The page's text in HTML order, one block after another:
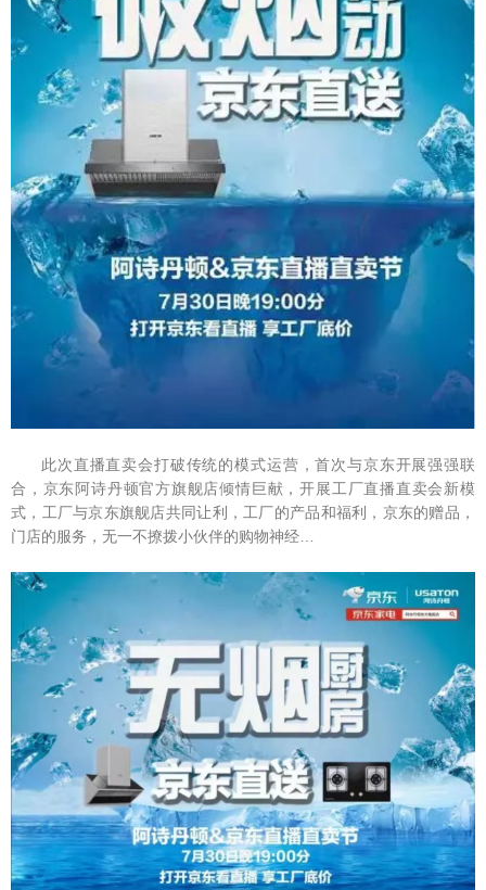
此次直播直卖会打破传统的模式运营，首次与京东开展强强联
合，京东阿诗丹顿官方旗舰店倾情巨献，开展工厂直播直卖会新模
式，工厂与京东旗舰店共同让利，工厂的产品和福利，京东的赠品，
门店的服务，无一不撩拨小伙伴的购物神经…